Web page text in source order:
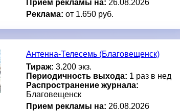
Прием рекламы на: 26.08.2026
Реклама: от 1.650 руб.
Антенна-Телесемь (Благовещенск)
Тираж: 3.200 экз.
Периодичность выхода: 1 раз в нед
Распространение журнала:
Благовещенск
Прием рекламы на: 26.08.2026